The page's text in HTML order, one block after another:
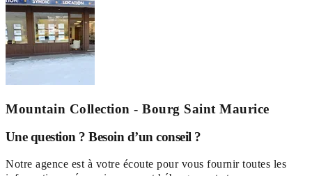
Mountain Collection - Bourg Saint Maurice
Une question ? Besoin d’un conseil ?
Notre agence est à votre écoute pour vous fournir toutes les